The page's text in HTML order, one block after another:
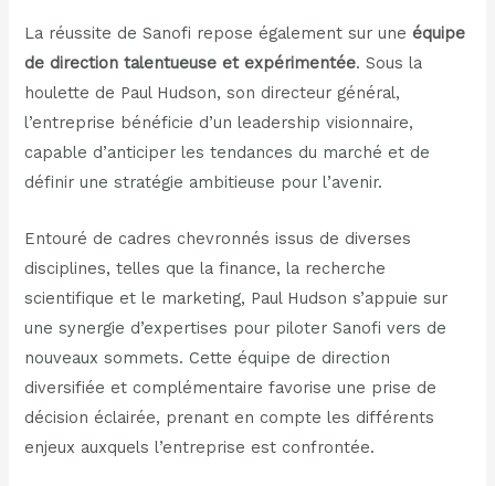
La réussite de Sanofi repose également sur uneéquipe
de direction talentueuse et expérimentée. Sous la
houlette de Paul Hudson, son directeur général,
l’entreprise bénéficie d’un leadership visionnaire,
capable d’anticiper les tendances du marché et de
définir une stratégie ambitieuse pour l’avenir.
Entouré de cadres chevronnés issus de diverses
disciplines, telles que la finance, la recherche
scientifique et le marketing, Paul Hudson s’appuie sur
une synergie d’expertises pour piloter Sanofi vers de
nouveaux sommets. Cette équipe de direction
diversifiée et complémentaire favorise une prise de
décision éclairée, prenant en compte les différents
enjeux auxquels l’entreprise est confrontée.